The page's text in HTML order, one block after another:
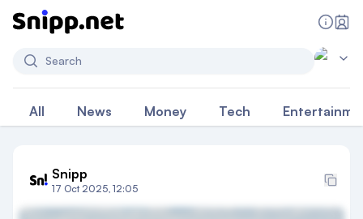
Search
All News Money Tech
Snipp
17 Oct 2025, 12:05